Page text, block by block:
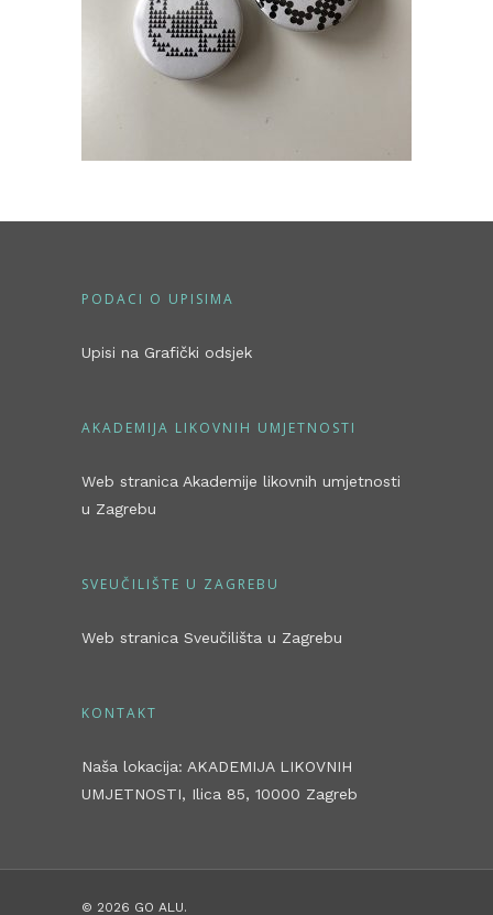
PODACI O UPISIMA
Upisi na Grafički odsjek
AKADEMIJA LIKOVNIH UMJETNOSTI
Web stranica Akademije likovnih umjetnosti
u Zagrebu
SVEUČILIŠTE U ZAGREBU
Web stranica Sveučilišta u Zagrebu
KONTAKT
Naša lokacija: AKADEMIJA LIKOVNIH
UMJETNOSTI, Ilica 85, 10000 Zagreb
© 2026 GO ALU.